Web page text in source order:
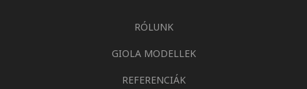
RÓLUNK
GIOLA MODELLEK
REFERENCIÁK